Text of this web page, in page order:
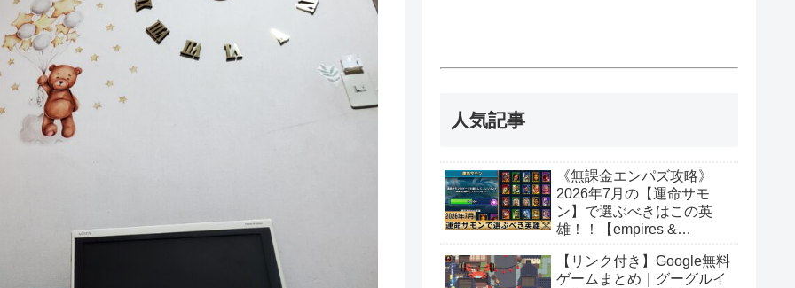
人気記事
《無課金エンパズ攻略》
2026年7月の【運命サモ
ン】で選ぶべきはこの英
雄！！【empires &
【リンク付き】Google無料
ゲームまとめ｜グーグルイ